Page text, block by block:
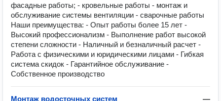
фасадные работы; - кровельные работы - монтаж и
обслуживание системы вентиляции - сварочные работы
Наши преимущества: - Опыт работы более 15 лет -
Высокий профессионализм - Выполнение работ высокой
степени сложности - Наличный и безналичный расчет -
Работа с физическими и юридическими лицами - Гибкая
система скидок - Гарантийное обслуживание -
Собственное производство
Монтаж водосточных систем —